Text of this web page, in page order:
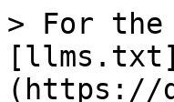
> For the
[llms.txt]
(https://